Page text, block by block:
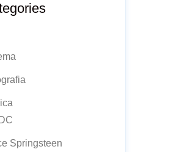
Springsteen